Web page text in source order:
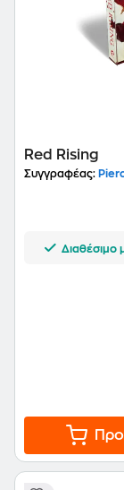
Red Rising
Συγγραφέας:
Διαθέσιμο